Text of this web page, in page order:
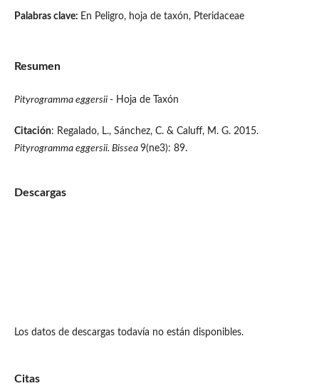
Palabras clave: En Peligro, hoja de taxón, Pteridaceae
Resumen
Pityrogramma eggersii - Hoja de Taxón
Citación: Regalado, L., Sánchez, C. & Caluff, M. G. 2015.
Pityrogramma eggersii. Bissea 9(ne3): 89.
Descargas
Los datos de descargas todavía no están disponibles.
Citas